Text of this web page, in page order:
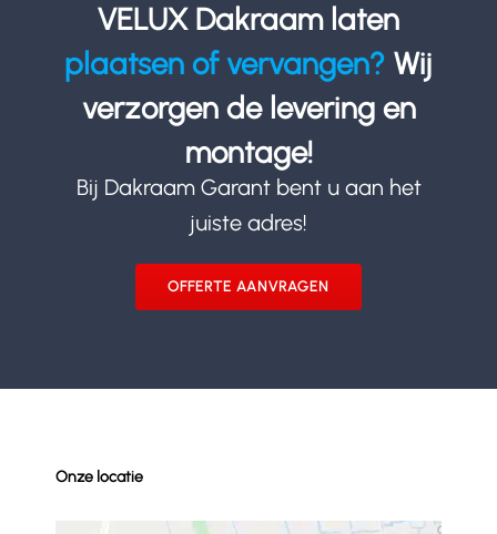
VELUX Dakraam laten
plaatsen of vervangen? Wij
verzorgen de levering en
montage!
Bij Dakraam Garant bent u aan het
juiste adres!
OFFERTE AANVRAGEN
Onze locatie